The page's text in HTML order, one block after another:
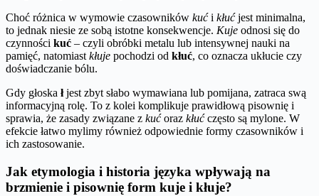
Choć różnica w wymowie czasowników kući kłućjest minimalna,
to jednak niesie ze sobą istotne konsekwencje. Kuje odnosi się do
czynności kuć – czyli obróbki metalu lub intensywnej nauki na
pamięć, natomiast kłuje pochodzi od kłuć, co oznacza ukłucie czy
doświadczanie bólu.
Gdy głoska łjest zbyt słabo wymawiana lub pomijana, zatraca swą
informacyjną rolę. To z kolei komplikuje prawidłową pisownię i
sprawia, że zasady związane z kućoraz kłućczęsto są mylone. W
efekcie łatwo mylimy również odpowiednie formy czasowników i
ich zastosowanie.
Jak etymologia i historia języka wpływają na
brzmienie i pisownię form kuje i kłuje?